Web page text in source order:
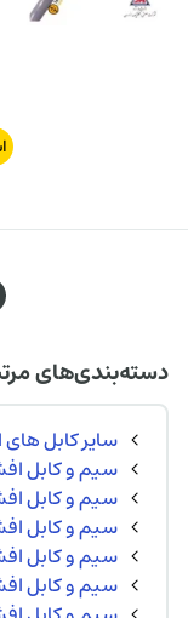
دسته‌بندی‌های
سایر کابل
سیم و کابل
سیم و کابل
سیم و کابل
سیم و کابل
سیم و کابل